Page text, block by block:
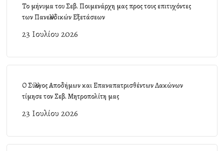
Το μήνυμα του Σεβ. Ποιμενάρχη μας προς τους επιτυχόντες
των Πανελλαδικών Εξετάσεων
23 Ιουλίου 2026
Ο Σύλλογος Αποδήμων και Επαναπατρισθέντων Λακώνων
τίμησε τον Σεβ. Μητροπολίτη μας
23 Ιουλίου 2026